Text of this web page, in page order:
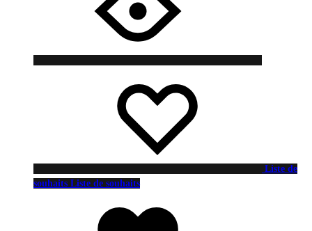
Liste de
souhaits Liste de souhaits